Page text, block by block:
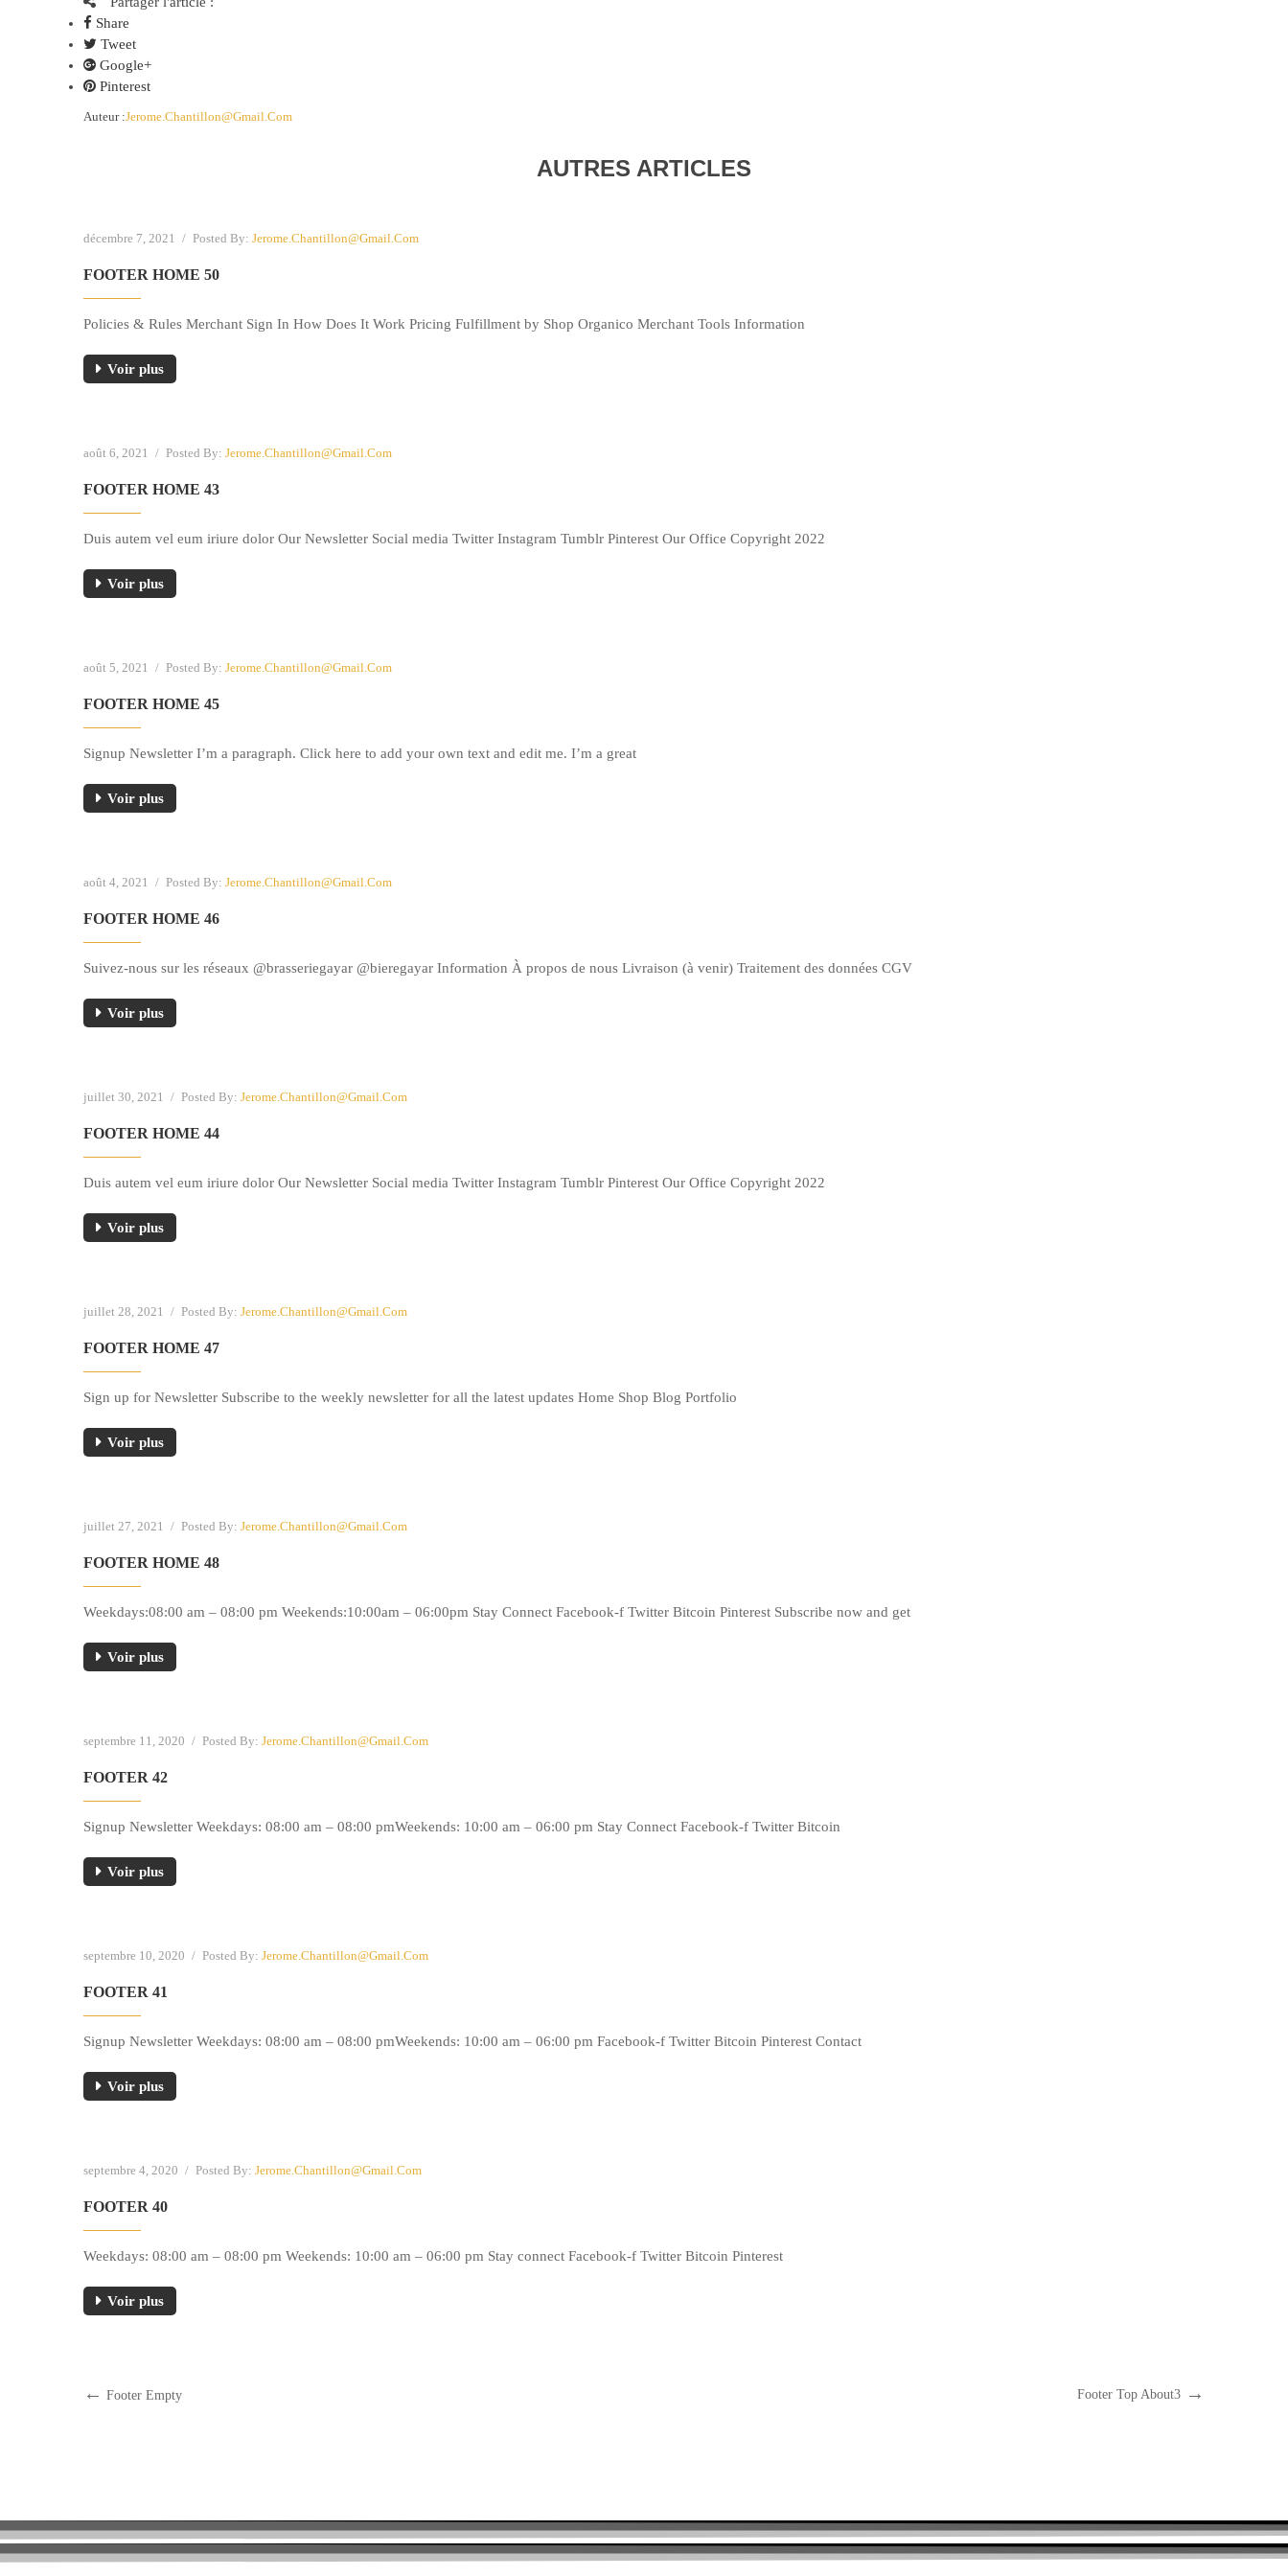
Share
Tweet
Google+
Pinterest
Auteur :Jerome.chantillon@gmail.com
AUTRES ARTICLES
décembre 7, 2021 / Posted By: Jerome.chantillon@gmail.com
FOOTER HOME 50
Policies & Rules Merchant Sign In How Does It Work Pricing Fulfillment by Shop Organico Merchant Tools Information
Voir plus
août 6, 2021 / Posted By: Jerome.chantillon@gmail.com
FOOTER HOME 43
Duis autem vel eum iriure dolor Our Newsletter Social media Twitter Instagram Tumblr Pinterest Our Office Copyright 2022
Voir plus
août 5, 2021 / Posted By: Jerome.chantillon@gmail.com
FOOTER HOME 45
Signup Newsletter I’m a paragraph. Click here to add your own text and edit me. I’m a great
Voir plus
août 4, 2021 / Posted By: Jerome.chantillon@gmail.com
FOOTER HOME 46
Suivez-nous sur les réseaux @brasseriegayar @bieregayar Information À propos de nous Livraison (à venir) Traitement des données CGV
Voir plus
juillet 30, 2021 / Posted By: Jerome.chantillon@gmail.com
FOOTER HOME 44
Duis autem vel eum iriure dolor Our Newsletter Social media Twitter Instagram Tumblr Pinterest Our Office Copyright 2022
Voir plus
juillet 28, 2021 / Posted By: Jerome.chantillon@gmail.com
FOOTER HOME 47
Sign up for Newsletter Subscribe to the weekly newsletter for all the latest updates Home Shop Blog Portfolio
Voir plus
juillet 27, 2021 / Posted By: Jerome.chantillon@gmail.com
FOOTER HOME 48
Weekdays:08:00 am – 08:00 pm Weekends:10:00am – 06:00pm Stay Connect Facebook-f Twitter Bitcoin Pinterest Subscribe now and get
Voir plus
septembre 11, 2020 / Posted By: Jerome.chantillon@gmail.com
FOOTER 42
Signup Newsletter Weekdays: 08:00 am – 08:00 pmWeekends: 10:00 am – 06:00 pm Stay Connect Facebook-f Twitter Bitcoin
Voir plus
septembre 10, 2020 / Posted By: Jerome.chantillon@gmail.com
FOOTER 41
Signup Newsletter Weekdays: 08:00 am – 08:00 pmWeekends: 10:00 am – 06:00 pm Facebook-f Twitter Bitcoin Pinterest Contact
Voir plus
septembre 4, 2020 / Posted By: Jerome.chantillon@gmail.com
FOOTER 40
Weekdays: 08:00 am – 08:00 pm Weekends: 10:00 am – 06:00 pm Stay connect Facebook-f Twitter Bitcoin Pinterest
Voir plus
Footer Empty Footer Top About3